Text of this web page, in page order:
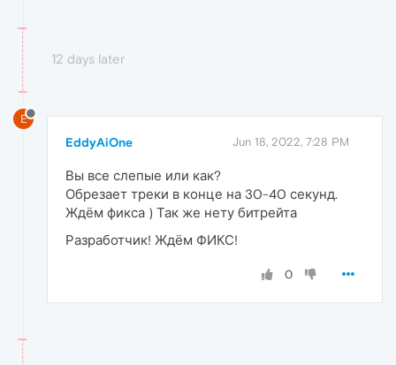
12 days later
E
EddyAiOne Jun 18, 2022, 7:28 PM
Вы все слепые или как?
Обрезает треки в конце на 30-40 секунд.
Ждём фикса ) Так же нету битрейта
Разработчик! Ждём ФИКС!
0